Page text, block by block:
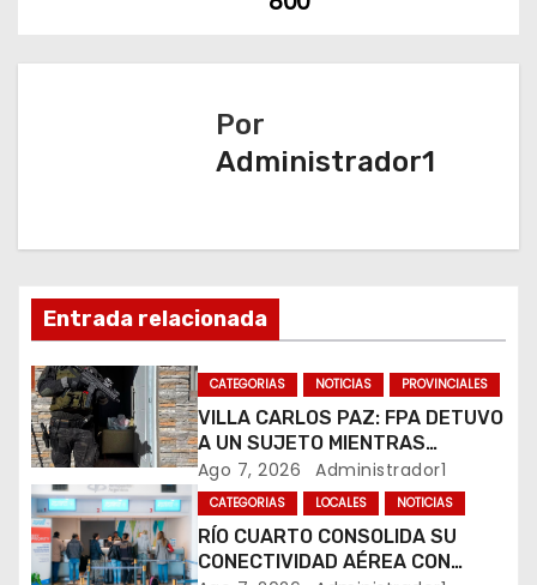
g
n
d
e
e
n
Por
Administrador1
Entrada relacionada
CATEGORIAS NOTICIAS PROVINCIALES
VILLA CARLOS PAZ: FPA DETUVO
A UN SUJETO MIENTRAS
COMERCIALIZABA COCAÍNA Y
MARIHUANA EN UNA PLAZA
Ago 7, 2026 Administrador1
CATEGORIAS LOCALES NOTICIAS
RÍO CUARTO CONSOLIDA SU
CONECTIVIDAD AÉREA CON